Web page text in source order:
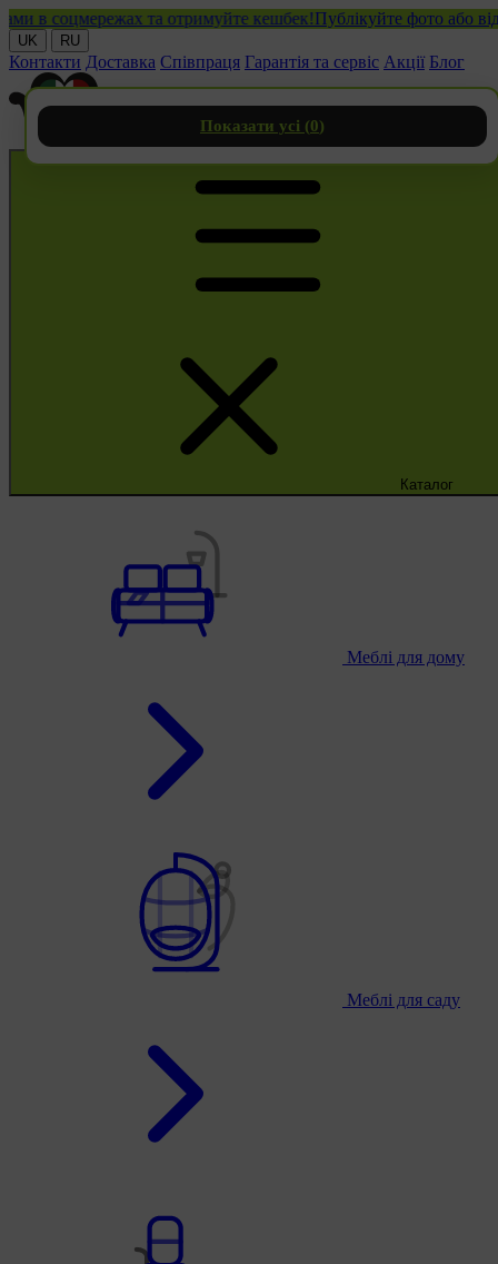
соцмережах та отримуйте кешбек!Публікуйте фото або відео
UK RU
Контакти Доставка Співпраця Гарантія та сервіс Акції Блог
Каталог
Меблі для дому
Меблі для саду
Показати усі (0)